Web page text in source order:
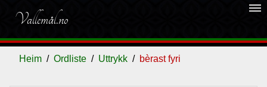
Vallemål.no
dehaze
Heim Ordliste Uttrykk bèrast fyri